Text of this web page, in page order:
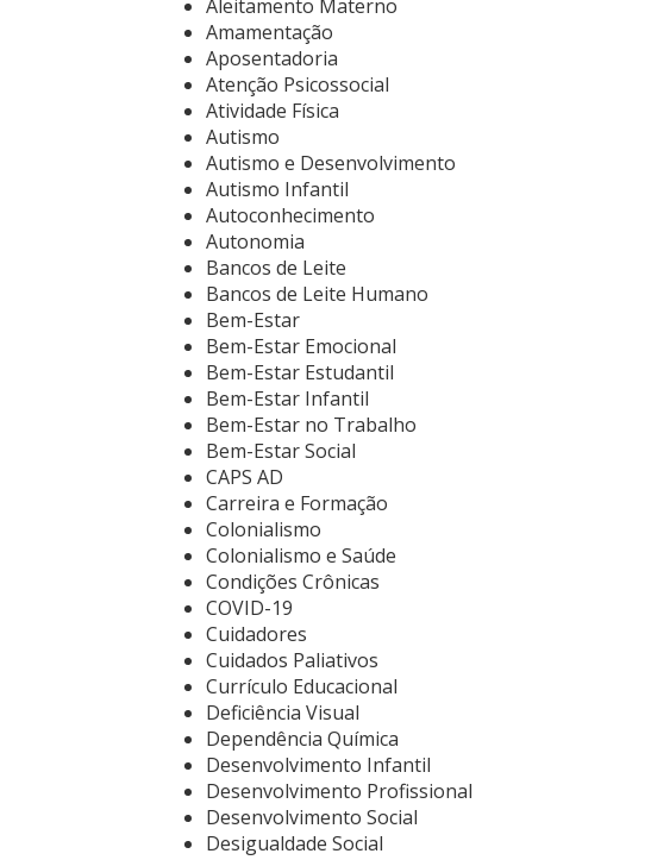
Aleitamento Materno
Amamentação
Aposentadoria
Atenção Psicossocial
Atividade Física
Autismo
Autismo e Desenvolvimento
Autismo Infantil
Autoconhecimento
Autonomia
Bancos de Leite
Bancos de Leite Humano
Bem-Estar
Bem-Estar Emocional
Bem-Estar Estudantil
Bem-Estar Infantil
Bem-Estar no Trabalho
Bem-Estar Social
CAPS AD
Carreira e Formação
Colonialismo
Colonialismo e Saúde
Condições Crônicas
COVID-19
Cuidadores
Cuidados Paliativos
Currículo Educacional
Deficiência Visual
Dependência Química
Desenvolvimento Infantil
Desenvolvimento Profissional
Desenvolvimento Social
Desigualdade Social